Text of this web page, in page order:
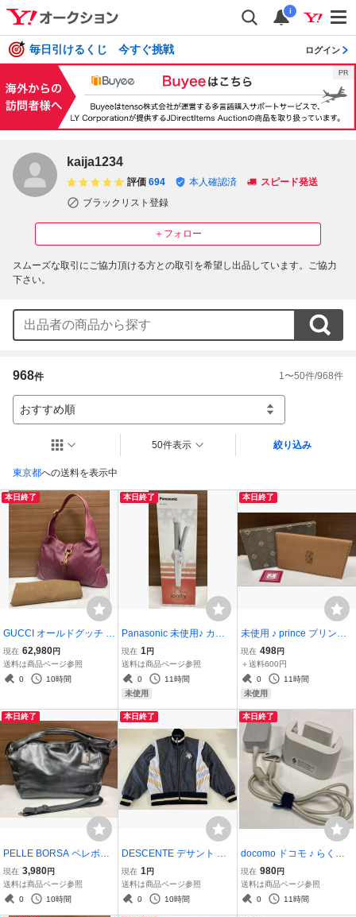
i
毎日引けるくじ 今すぐ挑戦 ログイン
kaija1234
＋フォロー
評価 694 本人確認済
スピード発送
ブラックリスト登録
スムーズな取引にご協力頂ける方との取引を希望し出品しています。ご協力
下さい。
968件 1 〜50件/968件
おすすめ順
東京都への送料を表示中
50件表示 絞り込み
本日終了
GUCCI オールドグッチ ♪
正規品 ワンショルダー レ
ザー 本革 ジャッキー シマ
ショルダーバッグ バーガ
現在 62,980円
送料は商品ページ参照
0
10時間
本日終了
Panasonic 未使用♪ カー
ル アイロン 26mm ionity
イオニティ EH-HT12-W
ダブルマイナスイオン ヘ
アアイロン パナソニック
現在 1円
送料は商品ページ参照
0
11時間
未使用
本日終了
未使用 ♪ prince プリンス
レザー 長財布 札入れ ブラ
ウン系 本革 箱入 約19.5×
10cm
現在 498円
＋送料600円
0
11時間
未使用
本日終了
PELLE BORSA ペレボル
サ ♪ 大容量 レザー 2WAY
ハンドバッグ ショルダー
バッグ ブラック 黒 本革
現在 3,980円
送料は商品ページ参照
0
10時間
本日終了
DESCENTE デサント ★
ジップアップ トラックジ
ャケット ウィンドブレー
カー ジャンパー ブルゾン
現在 1 円
送料は商品ページ参照
0
10時間
本日終了
docomo ドコモ ♪ らくら
くスマートフォン 純正 卓
上ホルダ F46 + ACアダプ
タ 05 2点セット
現在 980円
送料は商品ページ参照
0
11時間